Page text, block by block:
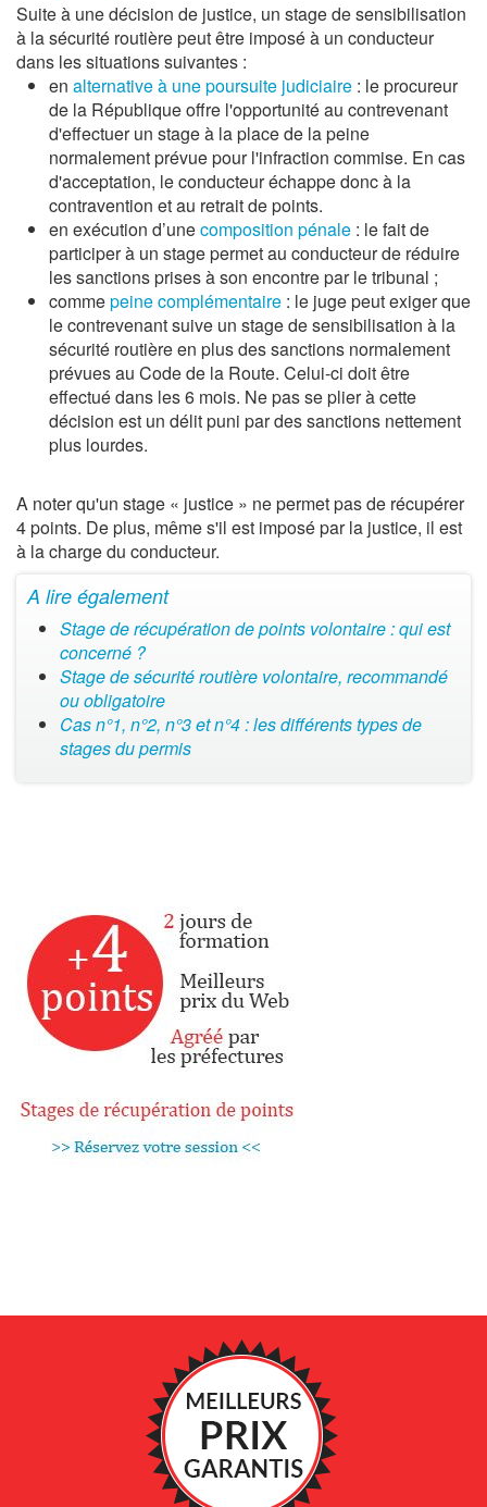
Suite à une décision de justice, un stage de sensibilisation
à la sécurité routière peut être imposé à un conducteur
dans les situations suivantes :
en alternative à une poursuite judiciaire : le procureur
de la République offre l'opportunité au contrevenant
d'effectuer un stage à la place de la peine
normalement prévue pour l'infraction commise. En cas
d'acceptation, le conducteur échappe donc à la
contravention et au retrait de points.
en exécution d’unecomposition pénale : le fait de
participer à un stage permet au conducteur de réduire
les sanctions prises à son encontre par le tribunal ;
commepeine complémentaire : le juge peut exiger que
le contrevenant suive un stage de sensibilisation à la
sécurité routière en plus des sanctions normalement
prévues au Code de la Route. Celui-ci doit être
effectué dans les 6 mois. Ne pas se plier à cette
décision est un délit puni par des sanctions nettement
plus lourdes.
A noter qu'un stage « justice » ne permet pas de récupérer
4 points. De plus, même s'il est imposé par la justice, il est
à la charge du conducteur.
A lire également
Stage de récupération de points volontaire : qui est
concerné ?
Stage de sécurité routière volontaire, recommandé
ou obligatoire
Cas n°1, n°2, n°3 et n°4 : les différents types de
stages du permis